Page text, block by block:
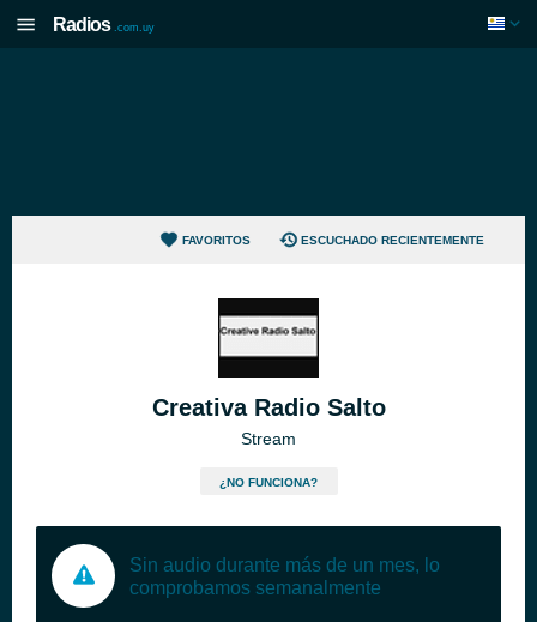
Radios .com.uy
FAVORITOS ESCUCHADO RECIENTEMENTE
Creativa Radio Salto
Stream
¿NO FUNCIONA?
Sin audio durante más de un mes, lo
comprobamos semanalmente